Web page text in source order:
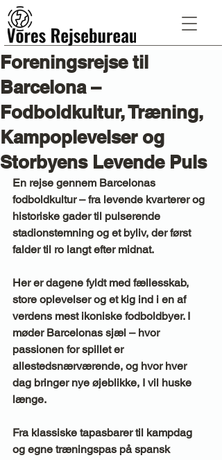
Foreningsrejse til
Barcelona –
Fodboldkultur, Træning,
Kampoplevelser og
Storbyens Levende Puls
En rejse gennem Barcelonas
fodboldkultur – fra levende kvarterer og
historiske gader til pulserende
stadionstemning og et byliv, der først
falder til ro langt efter midnat.
Her er dagene fyldt med fællesskab,
store oplevelser og et kig ind i en af
verdens mest ikoniske fodboldbyer. I
møder Barcelonas sjæl – hvor
passionen for spillet er
allestedsnærværende, og hvor hver
dag bringer nye øjeblikke, I vil huske
længe.
Fra klassiske tapasbarer til kampdag
og egne træningspas på spansk